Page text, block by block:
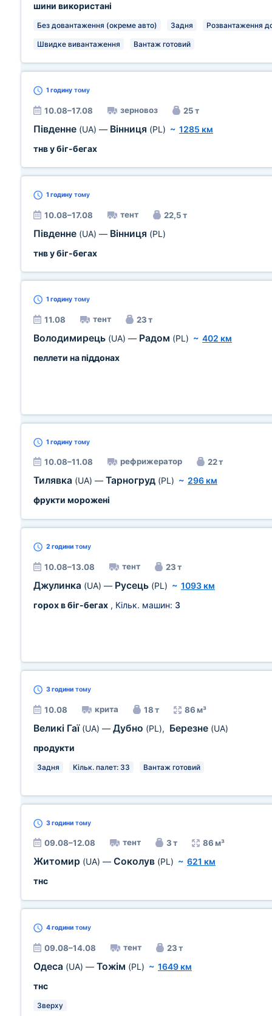
шини використані
Без довантаження (окреме авто) Задня Розвантаження
Швидке вивантаження Вантаж готовий
1 годину тому
10.08–17.08 зерновоз 25 т
Південне (UA) — Вінниця (PL) ~ 1285 км
тнв у біг-бегах
1 годину тому
10.08–17.08 тент 22,5 т
Південне (UA) — Вінниця (PL)
тнв у біг-бегах
1 годину тому
11.08 тент 23 т
Володимирець (UA) — Радом (PL) ~ 402 км
пеллети на піддонах
1 годину тому
10.08–11.08 рефрижератор 22 т
Тилявка (UA) — Тарногруд (PL) ~ 296 км
фрукти морожені
2 години тому
10.08–13.08 тент 23 т
Джулинка (UA) — Русець (PL) ~ 1093 км
горох в біг-бегах , Кільк. машин: 3
3 години тому
10.08 крита 18 т 86 м³
Великі Гаї (UA) — Дубно (PL), Березне (UA)
продукти
Задня Кільк. палет: 33 Вантаж готовий
3 години тому
09.08–12.08 тент 3 т 86 м³
Житомир (UA) — Соколув (PL) ~ 621 км
тнс
4 години тому
09.08–14.08 тент 23 т
Одеса (UA) — Тожім (PL) ~ 1649 км
тнс
Зверху